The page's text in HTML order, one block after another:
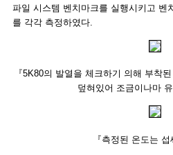
파일 시스템 벤치마크를 실행시키고 벤
를 각각 측정하였다.
『5K80의 발열을 체크하기 의해 부착
덮혀있어 조금이나마
『측정된 온도는 섭